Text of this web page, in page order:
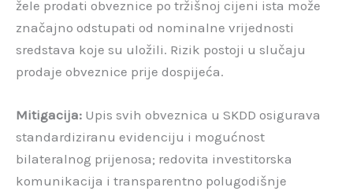
žele prodati obveznice po tržišnoj cijeni ista može
značajno odstupati od nominalne vrijednosti
sredstava koje su uložili. Rizik postoji u slučaju
prodaje obveznice prije dospijeća.
Mitigacija: Upis svih obveznica u SKDD osigurava
standardiziranu evidenciju i mogućnost
bilateralnog prijenosa; redovita investitorska
komunikacija i transparentno polugodišnje